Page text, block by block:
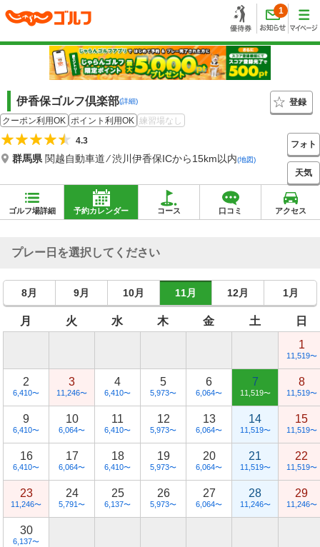
1
伊香保ゴルフ倶楽部(詳細)
登録
クーポン利用OK ポイント利用OK 練習場なし
4.3
群馬県 関越自動車道 ⁄ 渋川伊香保ICから15km以内(地図)
フォト
天気
ゴルフ場詳細 予約カレンダー コース 口コミ アクセス
プレー日を選択してください
8月 9月 10月 11月 12月 1月
月 火 水 木 金 土
日
1
11,519〜
2
6,410〜
3
11,246〜
4
6,410〜
5
5,973〜
6
6,064〜
7
11,519〜
8
11,519〜
9
6,410〜
10
6,064〜
11
6,410〜
12
5,973〜
13
6,064〜
14
11,519〜
15
11,519〜
16
6,410〜
17
6,064〜
18
6,410〜
19
5,973〜
20
6,064〜
21
11,519〜
22
11,519〜
23
11,246〜
24
5,791〜
25
6,137〜
26
5,973〜
27
6,064〜
28
11,246〜
29
11,246〜
30
6,137〜